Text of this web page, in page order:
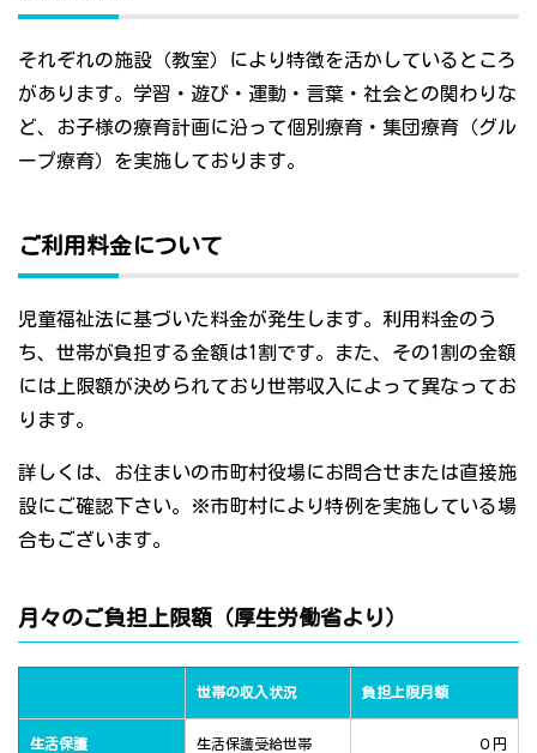
それぞれの施設（教室）により特徴を活かしているところ
があります。学習・遊び・運動・言葉・社会との関わりな
ど、お子様の療育計画に沿って個別療育・集団療育（グル
ープ療育）を実施しております。
ご利用料金について
児童福祉法に基づいた料金が発生します。利用料金のう
ち、世帯が負担する金額は1割です。また、その1割の金額
には上限額が決められており世帯収入によって異なってお
ります。
詳しくは、お住まいの市町村役場にお問合せまたは直接施
設にご確認下さい。※市町村により特例を実施している場
合もございます。
月々のご負担上限額（厚生労働省より）
世帯の収入状況 負担上限月額
生活保護 生活保護受給世帯 ０円